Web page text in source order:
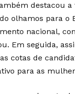
destacou
olhamos para
nacional,
Em seguida,
cotas de
para as